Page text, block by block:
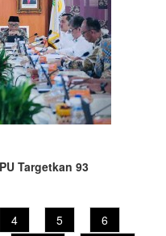
Targetkan 93
Page
4 Page
5 Page
6